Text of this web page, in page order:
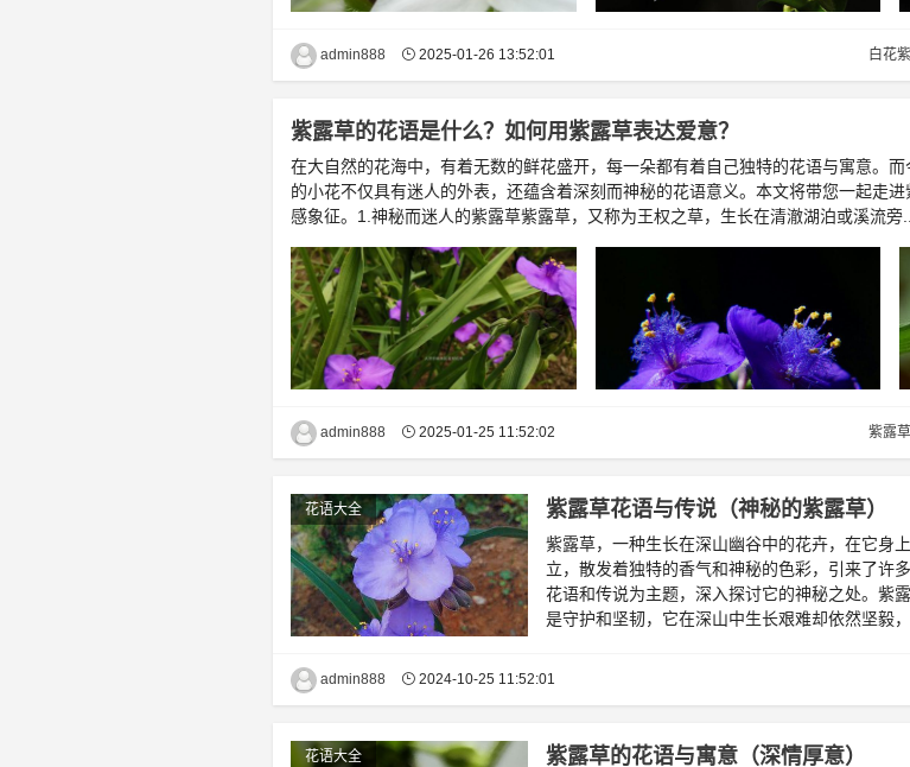
白花
admin888 2025-01-26 13:52:01
紫露草的花语是什么？如何用紫露草表达爱意？
在大自然的花海中，有着无数的鲜花盛开，每一朵都有着自己独特的花语与寓意。
的小花不仅具有迷人的外表，还蕴含着深刻而神秘的花语意义。本文将带您一起走
感象征。1.神秘而迷人的紫露草紫露草，又称为王权之草，生长在清澈湖泊或溪流旁...
紫露
admin888 2025-01-25 11:52:02
紫露草花语与传说（神秘的紫露草）
紫露草，一种生长在深山幽谷中的花卉，在它身
立，散发着独特的香气和神秘的色彩，引来了许
花语和传说为主题，深入探讨它的神秘之处。
是守护和坚韧，它在深山中生长艰难却依然坚毅
花语大全
admin888 2024-10-25 11:52:01
紫露草的花语与寓意（深情厚意）
花语大全